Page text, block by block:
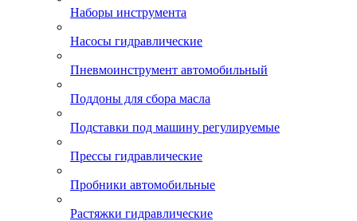
Наборы инструмента
Насосы гидравлические
Пневмоинструмент автомобильный
Поддоны для сбора масла
Подставки под машину регулируемые
Прессы гидравлические
Пробники автомобильные
Растяжки гидравлические